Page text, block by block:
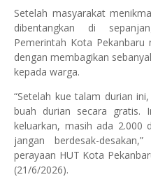
Setelah masyarakat
dibentangkan di
Pemerintah Kota Pekanbaru
dengan membagikan
kepada warga.
“Setelah kue talam durian
buah durian secara gratis.
keluarkan, masih ada 2.000
jangan berdesak-
perayaan HUT Kota
(21/6/2026).